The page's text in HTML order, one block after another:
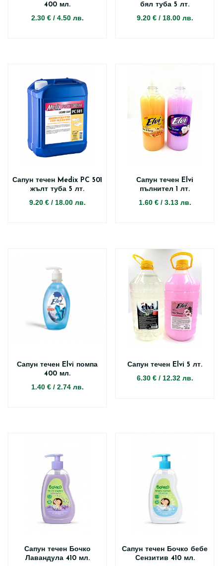
400 мл.
2.30 €/ 4.50 лв.
бял туба 5 лт.
9.20 €/ 18.00 лв.
Сапун течен Medix PC 501
жълт туба 5 лт.
9.20 €/ 18.00 лв.
Сапун течен Elvi
пълнител 1 лт.
1.60 €/ 3.13 лв.
Сапун течен Elvi помпа
400 мл.
1.40 €/ 2.74 лв.
Сапун течен Elvi 5 лт.
6.30 €/ 12.32 лв.
Сапун течен Бочко
Лавандула 410 мл.
Сапун течен Бочко бебе
Сензитив 410 мл.